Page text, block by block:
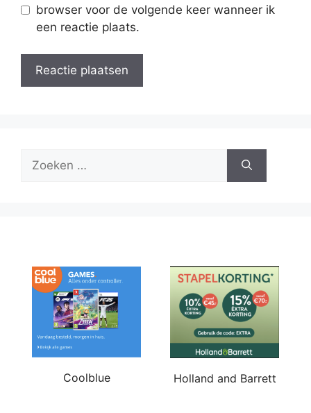
browser voor de volgende keer wanneer ik
een reactie plaats.
naar:
Coolblue Holland and Barrett